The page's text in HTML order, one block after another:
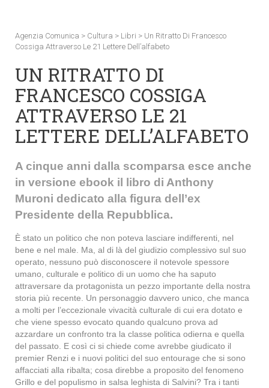
Agenzia Comunica > Cultura > Libri > Un Ritratto Di Francesco
Cossiga Attraverso Le 21 Lettere Dell’alfabeto
UN RITRATTO DI
FRANCESCO COSSIGA
ATTRAVERSO LE 21
LETTERE DELL’ALFABETO
A cinque anni dalla scomparsa esce anche
in versione ebook il libro di Anthony
Muroni dedicato alla figura dell’ex
Presidente della Repubblica.
È stato un politico che non poteva lasciare indifferenti, nel
bene e nel male. Ma, al di là del giudizio complessivo sul suo
operato, nessuno può disconoscere il notevole spessore
umano, culturale e politico di un uomo che ha saputo
attraversare da protagonista un pezzo importante della nostra
storia più recente. Un personaggio davvero unico, che manca
a molti per l’eccezionale vivacità culturale di cui era dotato e
che viene spesso evocato quando qualcuno prova ad
azzardare un confronto tra la classe politica odierna e quella
del passato. E così ci si chiede come avrebbe giudicato il
premier Renzi e i nuovi politici del suo entourage che si sono
affacciati alla ribalta; cosa direbbe a proposito del fenomeno
Grillo e del populismo in salsa leghista di Salvini? Tra i tanti